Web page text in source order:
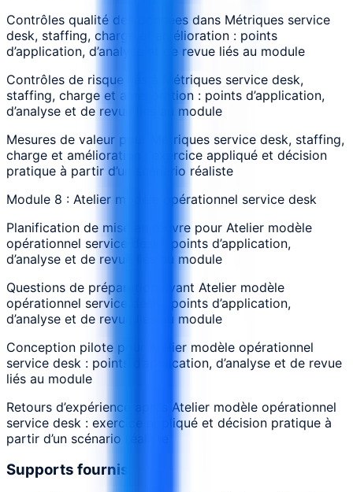
Contrôles qualité des données dans Métriques service
desk, staffing, charge et amélioration : points
d’application, d’analyse et de revue liés au module
Contrôles de risque liés à Métriques service desk,
staffing, charge et amélioration : points d’application,
d’analyse et de revue liés au module
Mesures de valeur pour Métriques service desk, staffing,
charge et amélioration : exercice appliqué et décision
pratique à partir d’un scénario réaliste
Module 8 : Atelier modèle opérationnel service desk
Planification de mise en œuvre pour Atelier modèle
opérationnel service desk : points d’application,
d’analyse et de revue liés au module
Questions de préparation avant Atelier modèle
opérationnel service desk : points d’application,
d’analyse et de revue liés au module
Conception pilote pour Atelier modèle opérationnel
service desk : points d’application, d’analyse et de revue
liés au module
Retours d’expérience après Atelier modèle opérationnel
service desk : exercice appliqué et décision pratique à
partir d’un scénario réaliste
Supports fournis